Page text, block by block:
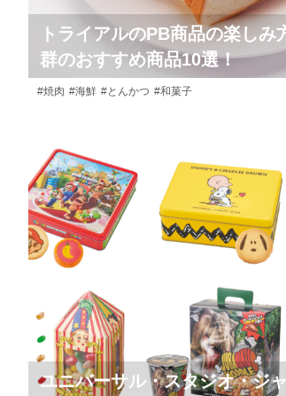
トライアルのPB商品の楽しみ
群のおすすめ商品10選！
#焼肉 #海鮮 #とんかつ #和菓子
ユニバーサル・スタジオ・ジ